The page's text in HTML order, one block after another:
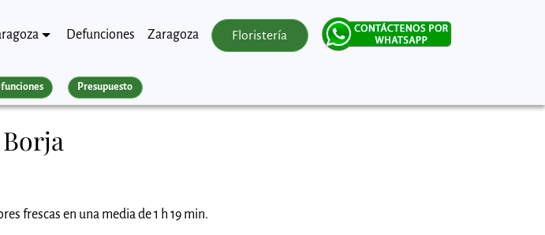
Defunciones Zaragoza Floristería
Presupuesto
frescas en una media de 1 h 19 min.